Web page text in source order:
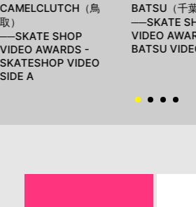
CAMELCLUTCH（鳥
取）
──SKATE SHOP
VIDEO AWARDS -
SKATESHOP VIDEO
SIDE A
BATSU（千葉
──SKATE
VIDEO
BATSU